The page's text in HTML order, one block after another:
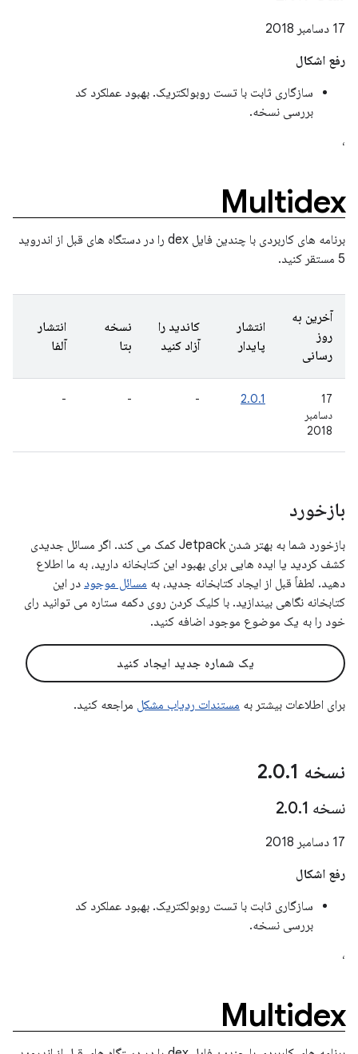
17 دسامبر 2018
رفع اشکال
سازگاری ثابت با تست روبولکتریک. بهبود عملکرد کد
بررسی نسخه.
،
Multidex
برنامه های کاربردی با چندین فایل dex را در دستگاه های قبل از اندروید
5 مستقر کنید.
آخرین به
روز
رسانی
انتشار
پایدار
کاندید را
آزاد کنید
نسخه
بتا
انتشار
آلفا
17
دسامبر
2018
2.0.1
-
-
-
بازخورد
بازخورد شما به بهتر شدن Jetpack کمک می کند. اگر مسائل جدیدی
کشف کردید یا ایده هایی برای بهبود این کتابخانه دارید، به ما اطلاع
دهید. لطفاً قبل از ایجاد کتابخانه جدید، به مسائل موجود در این
کتابخانه نگاهی بیندازید. با کلیک کردن روی دکمه ستاره می توانید رای
خود را به یک موضوع موجود اضافه کنید.
یک شماره جدید ایجاد کنید
برای اطلاعات بیشتر به مستندات ردیاب مشکل مراجعه کنید.
نسخه 2 .0.1
نسخه 2 .0.1
17 دسامبر 2018
رفع اشکال
سازگاری ثابت با تست روبولکتریک. بهبود عملکرد کد
بررسی نسخه.
،
Multidex